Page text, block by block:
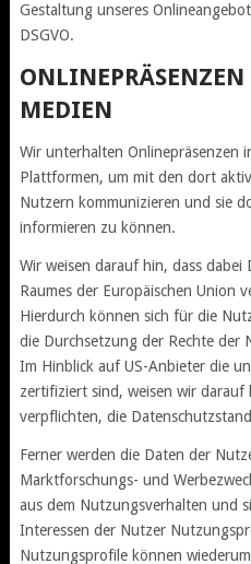
Gestaltung unseres
DSGVO.
MEDIEN
Wir unterhalten Onlinepräsenzen
Plattformen, um mit den dort
Nutzern kommunizieren und sie
informieren zu können.
Wir weisen darauf hin, dass
Raumes der Europäischen Union
Hierdurch können sich für die
die Durchsetzung der Rechte der
Im Hinblick auf US-Anbieter die
zertifiziert sind, weisen wir darauf
verpflichten, die
Ferner werden die Daten der
Marktforschungs- und
aus dem Nutzungsverhalten und
Interessen der Nutzer
Nutzungsprofile können